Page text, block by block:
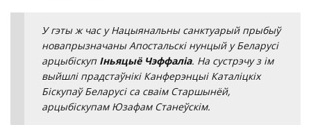
У гэты ж час у Нацыянальны санктуарый прыбыў
новапрызначаны Апостальскі нунцый у Беларусі
арцыбіскуп Іньяцыё Чэффаліа. На сустрэчу з ім
выйшлі прадстаўнікі Канферэнцыі Каталіцкіх
Біскупаў Беларусі са сваім Старшынёй,
арцыбіскупам Юзафам Станеўскім.